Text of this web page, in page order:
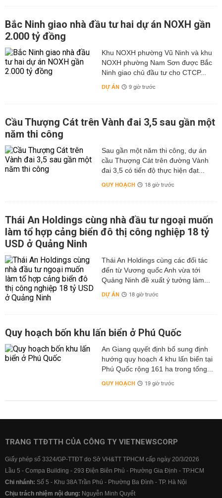
Bắc Ninh giao nhà đầu tư hai dự án NOXH gần
2.000 tỷ đồng
Khu NOXH phường Vũ Ninh và khu
NOXH phường Nam Sơn được Bắc
Ninh giao chủ đầu tư cho CTCP...
DỰ ÁN 9 giờ trước
Cầu Thượng Cát trên Vành đai 3,5 sau gần một
năm thi công
Sau gần một năm thi công, dự án
cầu Thượng Cát trên đường Vành
đai 3,5 có tiến độ thực hiện đạt...
QUY HOẠCH 18 giờ trước
Thái An Holdings cùng nhà đầu tư ngoại muốn
làm tổ hợp cảng biển đô thị công nghiệp 18 tỷ
USD ở Quảng Ninh
Thái An Holdings cùng các đối tác
đến từ Vương quốc Anh vừa tới
Quảng Ninh đề xuất ý tưởng làm...
DỰ ÁN 18 giờ trước
Quy hoạch bốn khu lấn biển ở Phú Quốc
An Giang quyết định bổ sung định
hướng quy hoạch 4 khu lấn biển tại
Phú Quốc rộng 161 ha trong tổng...
QUY HOẠCH 19 giờ trước
TRANG TTĐTTH CỦA CÔNG TY VIETNEWSCORP
Giấy phép số 3324/GP-TTĐT do Sở VH&TT TPHCM cấp ngày 20/3/2026
Lầu 5 - Compa Building - 293 Điện Biên Phủ - Phường Gia Định - TP.HCM
Chi nhánh: Số 5 - Khu 38A Trần Phú - Phường Ba Đình - TP. Hà Nội
Chịu trách nhiệm nội dung: Nguyễn Minh Quyết